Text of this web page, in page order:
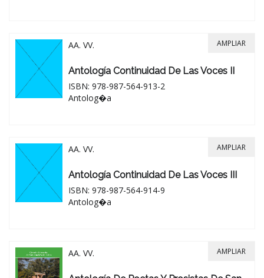
AA. VV.
Antología Continuidad De Las Voces II
ISBN: 978-987-564-913-2
Antolog�a
AMPLIAR
AA. VV.
Antología Continuidad De Las Voces III
ISBN: 978-987-564-914-9
Antolog�a
AMPLIAR
AA. VV. AMPLIAR